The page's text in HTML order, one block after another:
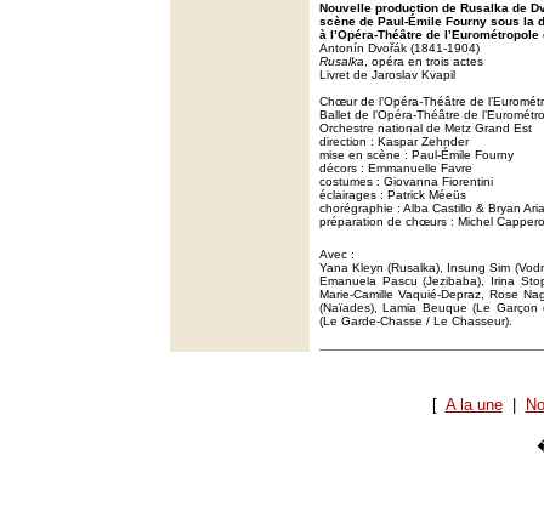
Nouvelle production de Rusalka de
scène de Paul-Émile Fourny sous la
à l’Opéra-Théâtre de l’Eurométropole
Antonín Dvořák (1841-1904)
Rusalka , opéra en trois actes
Livret de Jaroslav Kvapil
Chœur de l’Opéra-Théâtre de
Ballet de l’Opéra-Théâtre de
Orchestre national de Metz Grand Est
direction : Kaspar Zehnder
mise en scène : Paul-Émile Fourny
décors : Emmanuelle Favre
costumes : Giovanna Fiorentini
éclairages : Patrick Méeüs
chorégraphie : Alba Castillo & Bryan
préparation de chœurs : Michel
Avec :
Yana Kleyn (Rusalka), Insung Sim
Emanuela Pascu (Jezibaba), Irina
Marie-Camille Vaquié-Depraz, Rose
(Naïades), Lamia Beuque (Le Garçon
(Le Garde-Chasse / Le Chasseur).
[ A la une|